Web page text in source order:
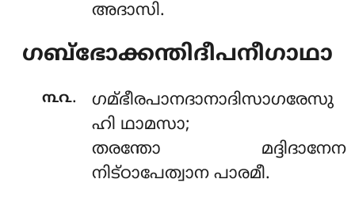
അദാസി.
ഗബ്ഭോക്കന്തിദീപനീഗാഥാ
൩൨.
ഗമ്ഭീരപാനദാനാദിസാഗരേസു
ഹി ഥാമസാ;
തരന്തോ മദ്ദിദാനേന
നിട്ഠാപേത്വാന പാരമീ.